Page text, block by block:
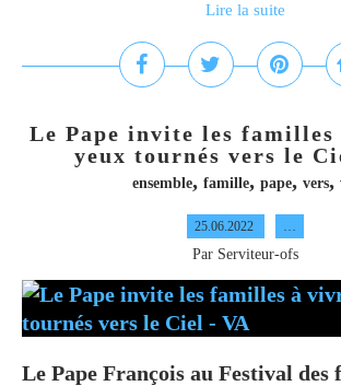
Lire la suite
Le Pape invite les familles
yeux tournés vers le
ensemble, famille, pape, vers,
25.06.2022 …
Par Serviteur-ofs
Le Pape François au Festival des